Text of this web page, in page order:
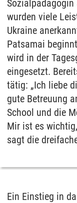
Sozialpädagogin
wurden viele
Ukraine
Patsamai
wird in der
eingesetzt.
tätig: „Ich liebe
gute Betreuung
School und die
Mir ist es
sagt die
Ein Einstieg in